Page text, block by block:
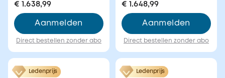
€ 1.638,99
Aanmelden
Direct bestellen zonder abo
€ 1.648,99
Aanmelden
Direct bestellen zonder abo
Ledenprijs Ledenprijs